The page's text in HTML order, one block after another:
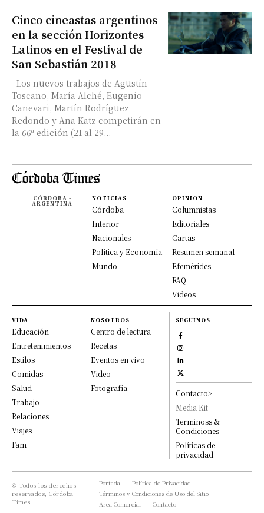
Cinco cineastas argentinos
en la sección Horizontes
Latinos en el Festival de
San Sebastián 2018
Toscano, María Alché, Eugenio
Canevari, Martín Rodríguez
Redondo y Ana Katz competirán en
la 66ª edición (21 al 29...
CÓRDOBA -
ARGENTINA
NOTICIAS
Córdoba
Interior
Nacionales
Política y Economía
Mundo
OPINION
Columnistas
Editoriales
Cartas
Resumen semanal
Efemérides
FAQ
Videos
VIDA
Educación
Entretenimientos
Estilos
Comidas
Salud
Trabajo
Relaciones
Viajes
Fam
NOSOTROS
Centro de lectura
Recetas
Eventos en vivo
Video
Fotografía
SEGUINOS
Contacto>
Media Kit
Terminoss &
Condiciones
Políticas de
privacidad
© Todos los derechos
reservados, Córdoba
Times
Portada
Política de Privacidad
Términos y Condiciones de Uso del Sitio
Area Comercial
Contacto